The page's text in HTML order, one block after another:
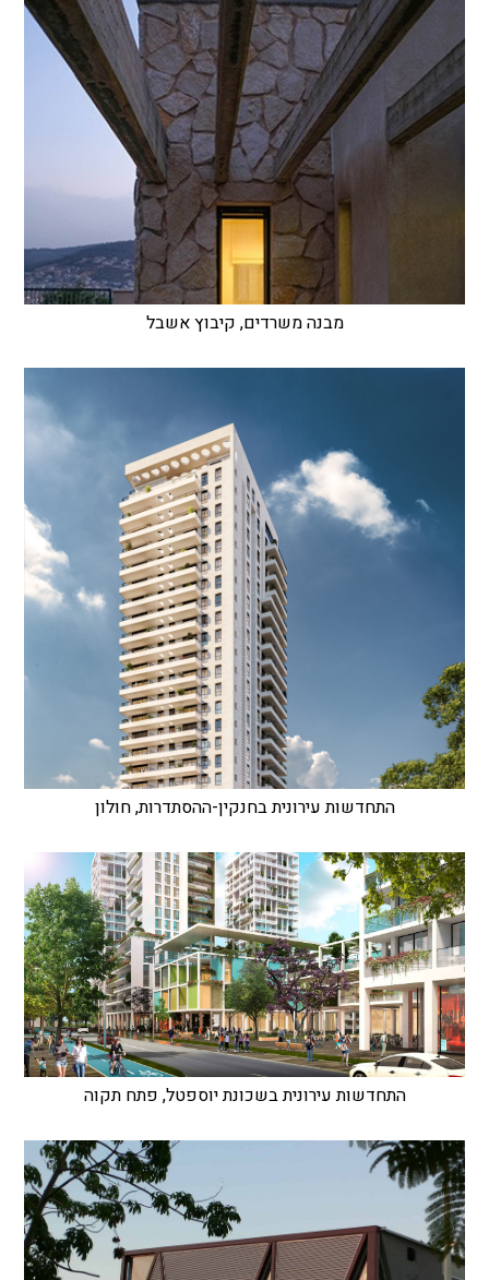
מבנה משרדים, קיבוץ אשבל
התחדשות עירונית בחנקין-ההסתדרות, חולון
התחדשות עירונית בשכונת יוספטל, פתח תקוה